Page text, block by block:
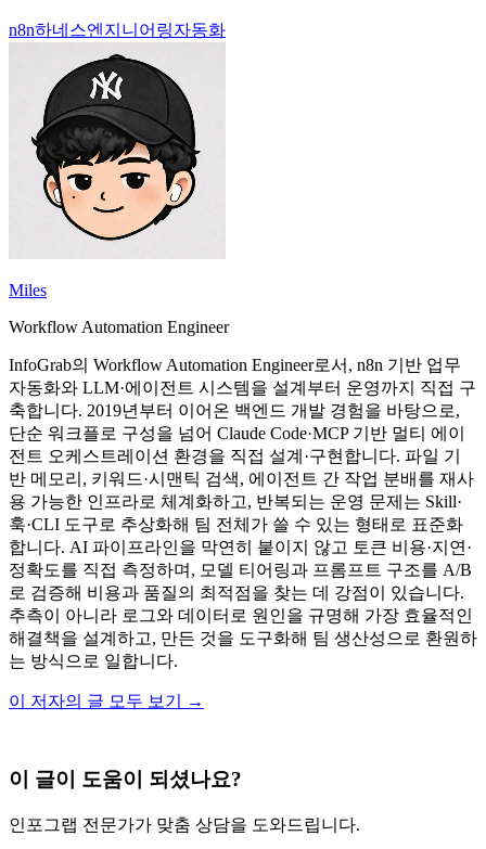
n8n하네스엔지니어링자동화
Miles
Workflow Automation Engineer
InfoGrab의 Workflow Automation Engineer로서, n8n 기반 업무
자동화와 LLM·에이전트 시스템을 설계부터 운영까지 직접 구
축합니다. 2019년부터 이어온 백엔드 개발 경험을 바탕으로,
단순 워크플로 구성을 넘어 Claude Code·MCP 기반 멀티 에이
전트 오케스트레이션 환경을 직접 설계·구현합니다. 파일 기
반 메모리, 키워드·시맨틱 검색, 에이전트 간 작업 분배를 재사
용 가능한 인프라로 체계화하고, 반복되는 운영 문제는 Skill·
훅·CLI 도구로 추상화해 팀 전체가 쓸 수 있는 형태로 표준화
합니다. AI 파이프라인을 막연히 붙이지 않고 토큰 비용·지연·
정확도를 직접 측정하며, 모델 티어링과 프롬프트 구조를 A/B
로 검증해 비용과 품질의 최적점을 찾는 데 강점이 있습니다.
추측이 아니라 로그와 데이터로 원인을 규명해 가장 효율적인
해결책을 설계하고, 만든 것을 도구화해 팀 생산성으로 환원하
는 방식으로 일합니다.
이 저자의 글 모두 보기 →
이 글이 도움이 되셨나요?
인포그랩 전문가가 맞춤 상담을 도와드립니다.